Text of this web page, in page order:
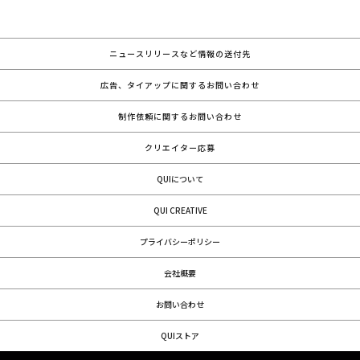
ニュースリリースなど情報の送付先
広告、タイアップに関するお問い合わせ
制作依頼に関するお問い合わせ
クリエイター応募
QUIについて
QUI CREATIVE
プライバシーポリシー
会社概要
お問い合わせ
QUIストア